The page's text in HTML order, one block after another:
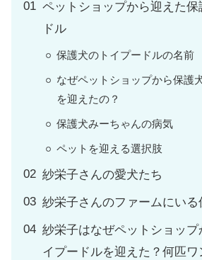
ペットショップから迎えた
ドル
保護犬のトイプードルの名前
なぜペットショップから保護
を迎えたの？
保護犬みーちゃんの病気
ペットを迎える選択肢
紗栄子さんの愛犬たち
紗栄子さんのファームにいる
紗栄子はなぜペットショップ
イプードルを迎えた？何匹ワ